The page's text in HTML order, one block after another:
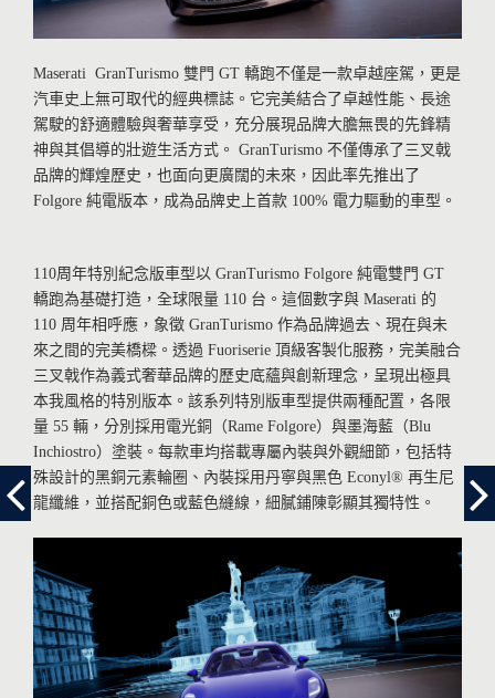
Maserati GranTurismo 雙門 GT 轎跑不僅是一款卓越座駕，更是
汽車史上無可取代的經典標誌。它完美結合了卓越性能、長途
駕駛的舒適體驗與奢華享受，充分展現品牌大膽無畏的先鋒精
神與其倡導的壯遊生活方式。 GranTurismo 不僅傳承了三叉戟
品牌的輝煌歷史，也面向更廣闊的未來，因此率先推出了
Folgore 純電版本，成為品牌史上首款 100% 電力驅動的車型。
110周年特別紀念版車型以 GranTurismo Folgore 純電雙門 GT
轎跑為基礎打造，全球限量 110 台。這個數字與 Maserati 的
110 周年相呼應，象徵 GranTurismo 作為品牌過去、現在與未
來之間的完美橋樑。透過 Fuoriserie 頂級客製化服務，完美融合
三叉戟作為義式奢華品牌的歷史底蘊與創新理念，呈現出極具
本我風格的特別版本。該系列特別版車型提供兩種配置，各限
量 55 輛，分別採用電光銅（Rame Folgore）與墨海藍（Blu
Inchiostro）塗裝。每款車均搭載專屬內裝與外觀細節，包括特
殊設計的黑銅元素輪圈、內裝採用丹寧與黑色 Econyl® 再生尼
龍纖維，並搭配銅色或藍色縫線，細膩鋪陳彰顯其獨特性。